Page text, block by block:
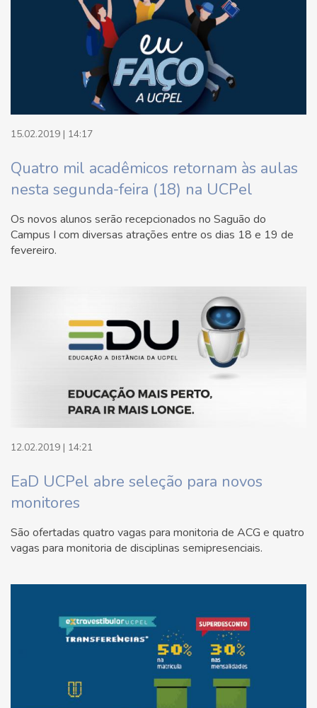
15.02.2019 | 14:17
Quatro mil acadêmicos retornam às aulas
nesta segunda-feira (18) na UCPel
Os novos alunos serão recepcionados no Saguão do
Campus I com diversas atrações entre os dias 18 e 19 de
fevereiro.
12.02.2019 | 14:21
EaD UCPel abre seleção para novos
monitores
São ofertadas quatro vagas para monitoria de ACG e quatro
vagas para monitoria de disciplinas semipresenciais.